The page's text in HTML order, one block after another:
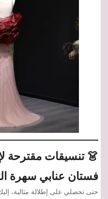
👗 تنسيقات مقترحة
فستان عنابي سهرة
حتى تحصلي على إطلالة مثالية،